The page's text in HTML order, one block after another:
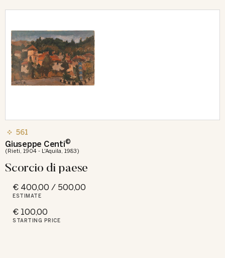
561
Giuseppe Centi©
(Rieti, 1904 - L'Aquila, 1983)
Scorcio di paese
€ 400,00 / 500,00
ESTIMATE
€ 100,00
STARTING PRICE